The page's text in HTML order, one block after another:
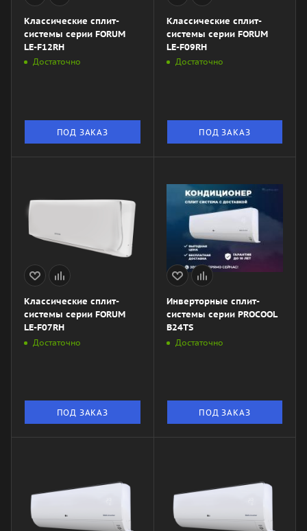
Классические сплит-
системы серии FORUM
LE-F12RH
Достаточно
ПОД ЗАКАЗ
Классические сплит-
системы серии FORUM
LE-F09RH
Достаточно
ПОД ЗАКАЗ
Классические сплит-
системы серии FORUM
LE-F07RH
Достаточно
ПОД ЗАКАЗ
Инверторные сплит-
системы серии PROCOOL
B24TS
Достаточно
ПОД ЗАКАЗ